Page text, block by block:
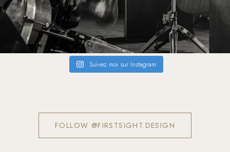
Suivez moi sur Instagram
FOLLOW @FIRSTSIGHT.DESIGN